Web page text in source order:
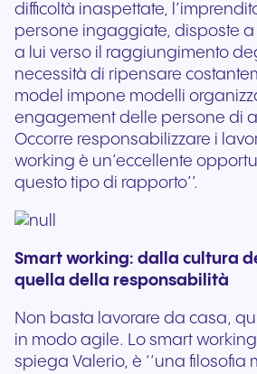
difficoltà inaspettate,
persone ingaggiate, disposte a
a lui verso il raggiungimento
necessità di ripensare
model impone modelli
engagement delle persone di
Occorre responsabilizzare i
working è un’eccellente
questo tipo di rapporto’’.
Smart working: dalla cultura
quella della responsabilità
Non basta lavorare da casa,
in modo agile. Lo smart
spiega Valerio, è ‘‘una